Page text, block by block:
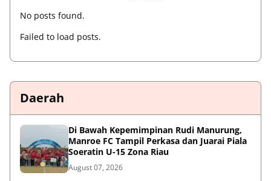
No posts found.
Failed to load posts.
Daerah
Di Bawah Kepemimpinan Rudi Manurung,
Manroe FC Tampil Perkasa dan Juarai Piala
Soeratin U-15 Zona Riau
August 07, 2026